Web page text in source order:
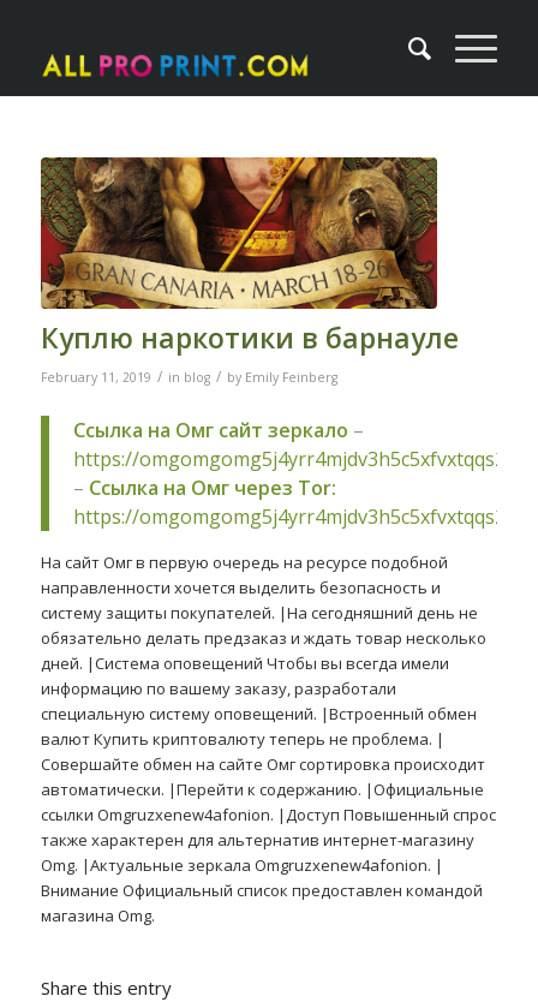
Куплю наркотики в барнауле
February 11, 2019 / in blog / by Emily Feinberg
Ссылка на Омг сайт зеркало –
https://
– Ссылка на Омг через Tor:
https://
На сайт Омг в первую очередь на ресурсе подобной
направленности хочется выделить безопасность и
систему защиты покупателей. |На сегодняшний день не
обязательно делать предзаказ и ждать товар несколько
дней. |Система оповещений Чтобы вы всегда имели
информацию по вашему заказу, разработали
специальную систему оповещений. |Встроенный обмен
валют Купить криптовалюту теперь не проблема. |
Совершайте обмен на сайте Омг сортировка происходит
автоматически. |Перейти к содержанию. |Официальные
ссылки Omgruzxenew4afonion. |Доступ Повышенный спрос
также характерен для альтернатив интернет-магазину
Omg. |Актуальные зеркала Omgruzxenew4afonion. |
Внимание Официальный список предоставлен командой
магазина Omg.
Share this entry